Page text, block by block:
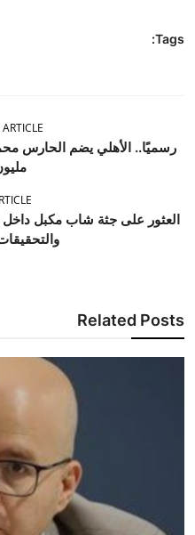
Tags:
العثور على جثة شاب مكبل داخل
Related Posts